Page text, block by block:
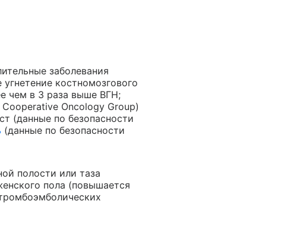
заболевания
костномозгового
чем в 3 раза выше ВГН;
Oncology Group)
(данные по безопасности
(данные по безопасности
полости или таза
пола (повышается